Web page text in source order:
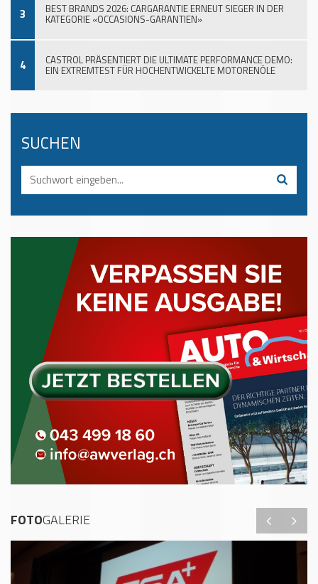
3 BEST BRANDS 2026: CARGARANTIE ERNEUT SIEGER IN DER
KATEGORIE «OCCASIONS-GARANTIEN»
4 CASTROL PRÄSENTIERT DIE ULTIMATE PERFORMANCE DEMO:
EIN EXTREMTEST FÜR HOCHENTWICKELTE MOTORENÖLE
SUCHEN
FOTOGALERIE